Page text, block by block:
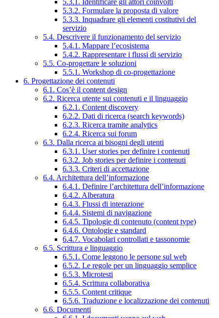
5.3.1. Identificare gli attori coinvolti
5.3.2. Formulare la proposta di valore
5.3.3. Inquadrare gli elementi costitutivi del
servizio
5.4. Descrivere il funzionamento del servizio
5.4.1. Mappare l’ecosistema
5.4.2. Rappresentare i flussi di servizio
5.5. Co-progettare le soluzioni
5.5.1. Workshop di co-progettazione
6. Progettazione dei contenuti
6.1. Cos’è il content design
6.2. Ricerca utente sui contenuti e il linguaggio
6.2.1. Content discovery
6.2.2. Dati di ricerca (search keywords)
6.2.3. Ricerca tramite analytics
6.2.4. Ricerca sui forum
6.3. Dalla ricerca ai bisogni degli utenti
6.3.1. User stories per definire i contenuti
6.3.2. Job stories per definire i contenuti
6.3.3. Criteri di accettazione
6.4. Architettura dell’informazione
6.4.1. Definire l’architettura dell’informazione
6.4.2. Alberatura
6.4.3. Flussi di interazione
6.4.4. Sistemi di navigazione
6.4.5. Tipologie di contenuto (content type)
6.4.6. Ontologie e standard
6.4.7. Vocabolari controllati e tassonomie
6.5. Scrittura e linguaggio
6.5.1. Come leggono le persone sul web
6.5.2. Le regole per un linguaggio semplice
6.5.3. Microtesti
6.5.4. Scrittura collaborativa
6.5.5. Content critique
6.5.6. Traduzione e localizzazione dei contenuti
6.6. Documenti